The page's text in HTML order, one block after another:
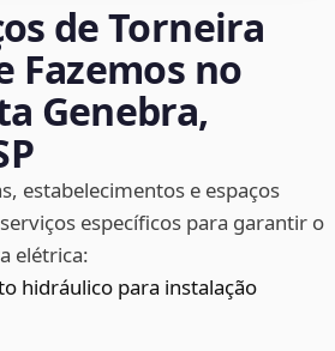
de Torneira
Fazemos no
Genebra,
estabelecimentos e espaços
específicos para garantir o
elétrica:
hidráulico para instalação